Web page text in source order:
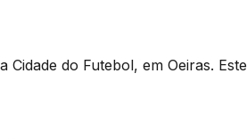
do Futebol, em Oeiras. Este